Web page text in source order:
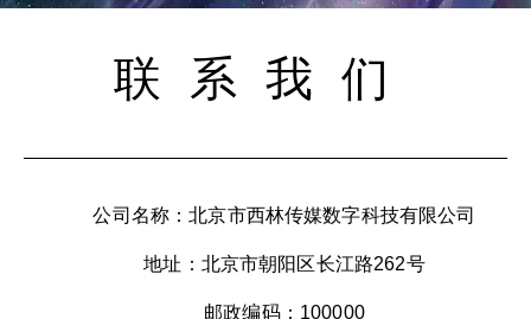
联系我们
公司名称：北京市西林传媒数字科技有限公司
地址：北京市朝阳区长江路262号
邮政编码：100000